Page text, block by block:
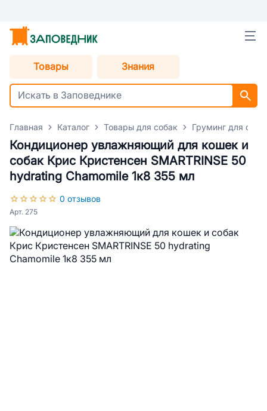
Товары Знания
Главная Каталог Товары для собак Груминг для
Кондиционер увлажняющий для кошек и
собак Крис Кристенсен SMARTRINSE 50
hydrating Chamomile 1к8 355 мл
0 отзывов
Арт. 275